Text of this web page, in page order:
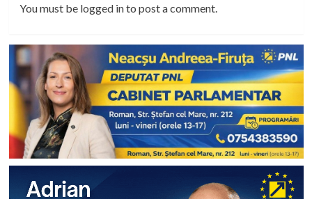
You must be logged into post a comment.